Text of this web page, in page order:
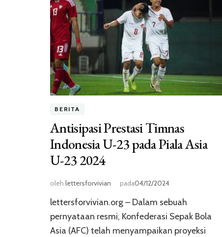
BERITA
Antisipasi Prestasi Timnas
Indonesia U-23 pada Piala Asia
U-23 2024
oleh lettersforvivian pada04/12/2024
lettersforvivian.org – Dalam sebuah
pernyataan resmi, Konfederasi Sepak Bola
Asia (AFC) telah menyampaikan proyeksi